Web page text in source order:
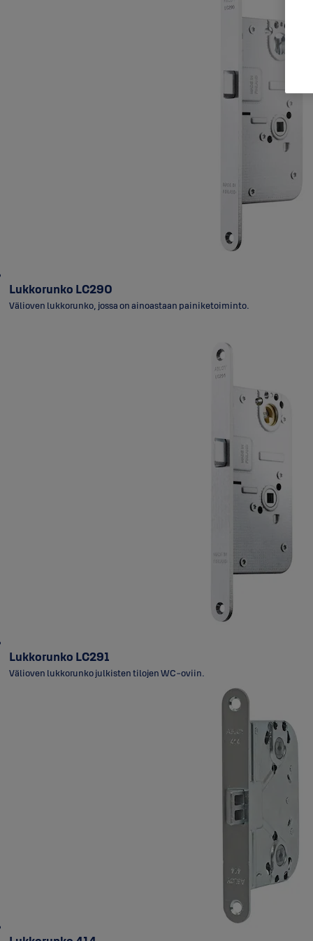
Lukkorunko LC290
Välioven lukkorunko, jossa on ainoastaan painiketoiminto.
Lukkorunko LC291
Välioven lukkorunko julkisten tilojen WC-oviin.